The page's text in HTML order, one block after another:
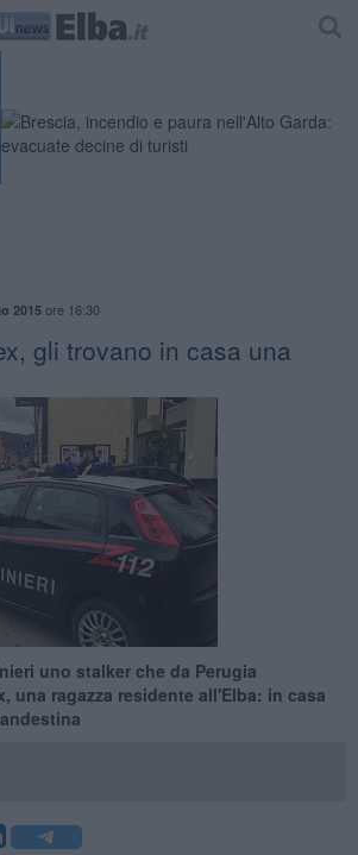
2015ore 16:30
gli trovano in casa una
uno stalker che da Perugia
una ragazza residente all'Elba: in casa